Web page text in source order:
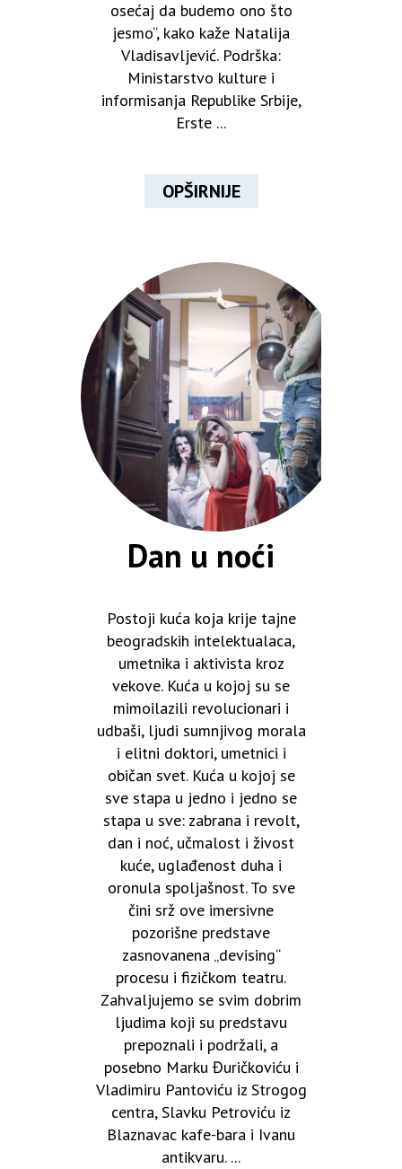
osećaj da budemo ono što
jesmo“, kako kaže Natalija
Vladisavljević. Podrška:
Ministarstvo kulture i
informisanja Republike Srbije,
Erste ...
OPŠIRNIJE
Dan u noći
Postoji kuća koja krije tajne
beogradskih intelektualaca,
umetnika i aktivista kroz
vekove. Kuća u kojoj su se
mimoilazili revolucionari i
udbaši, ljudi sumnjivog morala
i elitni doktori, umetnici i
običan svet. Kuća u kojoj se
sve stapa u jedno i jedno se
stapa u sve: zabrana i revolt,
dan i noć, učmalost i živost
kuće, uglađenost duha i
oronula spoljašnost. To sve
čini srž ove imersivne
pozorišne predstave
zasnovanena „devising“
procesu i fizičkom teatru.
Zahvaljujemo se svim dobrim
ljudima koji su predstavu
prepoznali i podržali, a
posebno Marku Đuričkoviću i
Vladimiru Pantoviću iz Strogog
centra, Slavku Petroviću iz
Blaznavac kafe-bara i Ivanu
antikvaru. ...